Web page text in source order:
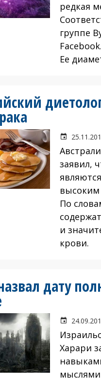
редкая
группе
Facebook.
Ее
заявил,
высоким
По
и
крови.
дату
Харари
мыслями